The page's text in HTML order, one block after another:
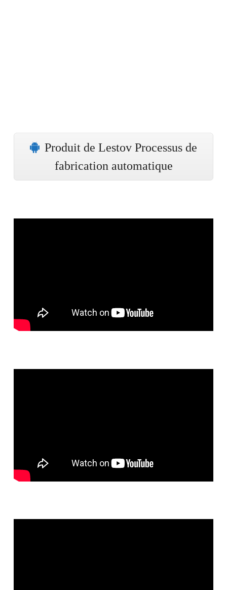
Produit de Lestov Processus de
fabrication automatique